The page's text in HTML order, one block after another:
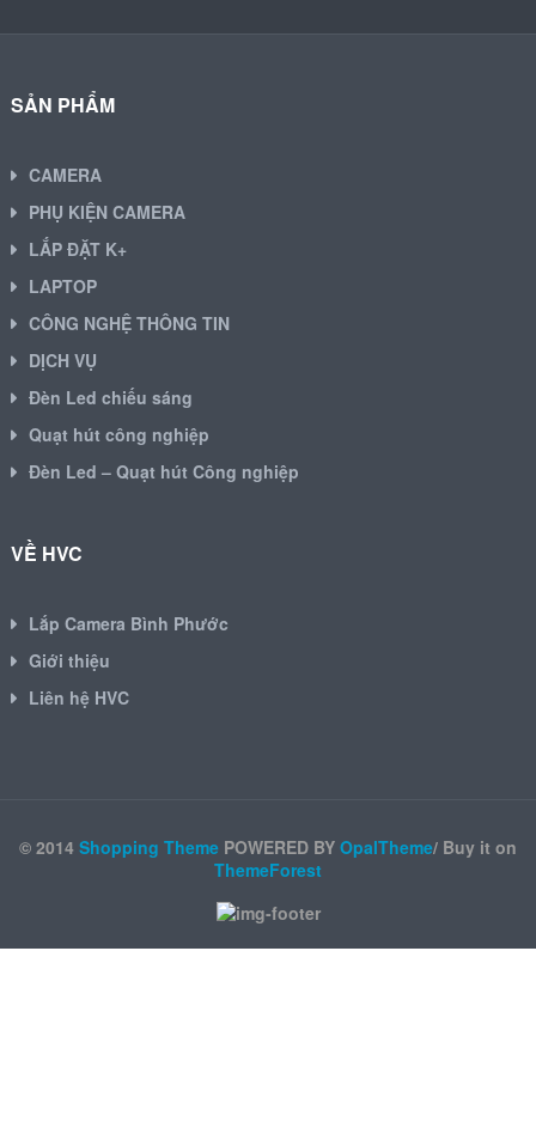
SẢN PHẨM
CAMERA
PHỤ KIỆN CAMERA
LẮP ĐẶT K+
LAPTOP
CÔNG NGHỆ THÔNG TIN
DỊCH VỤ
Đèn Led chiếu sáng
Quạt hút công nghiệp
Đèn Led – Quạt hút Công nghiệp
VỀ HVC
Lắp Camera Bình Phước
Giới thiệu
Liên hệ HVC
© 2014 Shopping Theme POWERED BY OpalTheme/ Buy it on
ThemeForest